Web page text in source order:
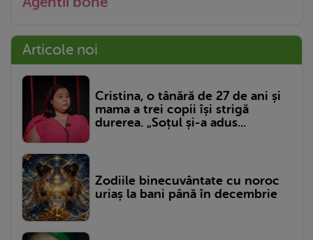
Articole noi
Cristina, o tânără de 27 de ani și
mama a trei copii își strigă
durerea. „Soțul și-a adus...
Zodiile binecuvântate cu noroc
uriaș la bani până în decembrie